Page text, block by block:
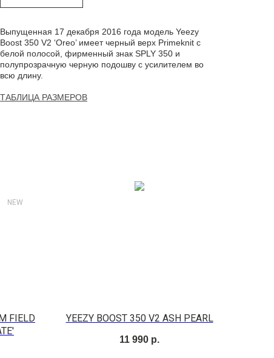
Выпущенная 17 декабря 2016 года модель Yeezy
Boost 350 V2 ‘Oreo’ имеет черный верх Primeknit с
белой полосой, фирменный знак SPLY 350 и
полупрозрачную черную подошву с усилителем во
всю длину.
ТАБЛИЦА РАЗМЕРОВ
NEW
FIELD
YEEZY BOOST 350 V2 ASH PEARL
11 990 р.